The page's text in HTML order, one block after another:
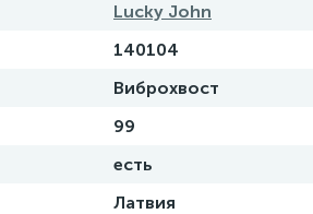
Lucky John
140104
Виброхвост
99
есть
Латвия